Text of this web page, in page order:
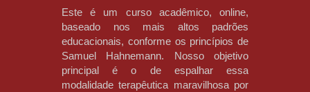
Este é um curso acadêmico, online,
baseado nos mais altos padrões
educacionais, conforme os princípios de
Samuel Hahnemann. Nosso objetivo
principal é o de espalhar essa
modalidade terapêutica maravilhosa por